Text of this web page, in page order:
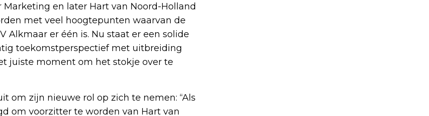
en later Hart van Noord-Holland
met veel hoogtepunten waarvan de
Alkmaar er één is. Nu staat er een solide
toekomstperspectief met uitbreiding
juiste moment om het stokje over te
om zijn nieuwe rol op zich te nemen: “Als
om voorzitter te worden van Hart van